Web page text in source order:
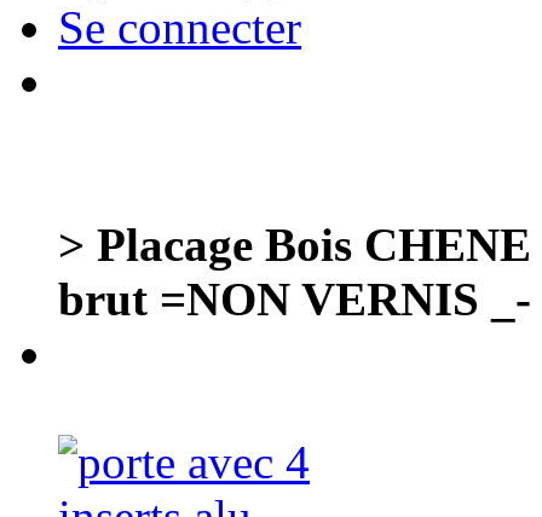
Se connecter
> Placage Bois
brut =NON VERNIS _-